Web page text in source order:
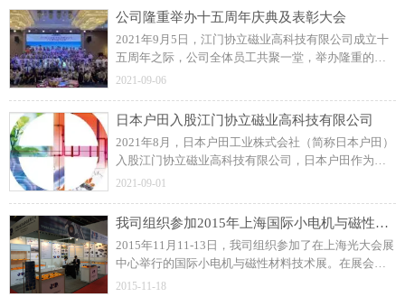
公司隆重举办十五周年庆典及表彰大会
2021年9月5日，江门协立磁业高科技有限公司成立十
五周年之际，公司全体员工共聚一堂，举办隆重的周
年庆典及表彰大会！展望未来，协立公司更加坚定信
2021-09-06
日本户田入股江门协立磁业高科技有限公司
2021年8月，日本户田工业株式会社（简称日本户田）
入股江门协立磁业高科技有限公司，日本户田作为公
司磁粒料的供应商，此前建立了良好的长期合作关
2021-09-01
我司组织参加2015年上海国际小电机与磁性材料技术展
2015年11月11-13日，我司组织参加了在上海光大会展
中心举行的国际小电机与磁性材料技术展。在展会
上，我司与众多国内外汽车零部件、工业控制类和家
2015-11-18